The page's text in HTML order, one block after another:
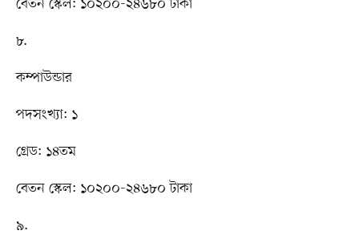
৮.
কম্পাউন্ডার
পদসংখ্যা: ১
গ্রেড: ১৪তম
বেতন স্কেল: ১০২০০-২৪৬৮০ টাকা
৯.